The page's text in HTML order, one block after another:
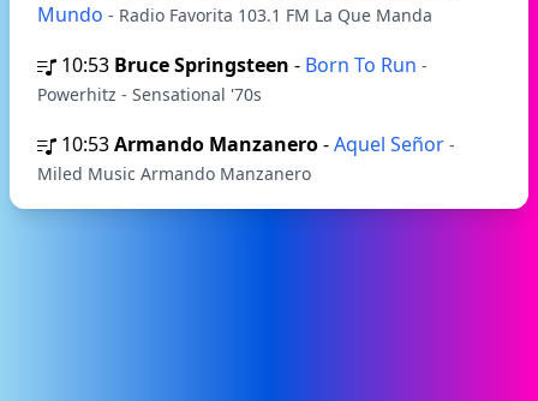
Mundo - Radio Favorita 103.1 FM La Que Manda
10:53 Bruce Springsteen - Born To Run -
Powerhitz - Sensational '70s
10:53Armando Manzanero-Aquel Señor -
Miled Music Armando Manzanero